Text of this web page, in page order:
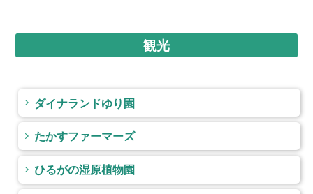
観光
ダイナランドゆり園
たかすファーマーズ
ひるがの湿原植物園